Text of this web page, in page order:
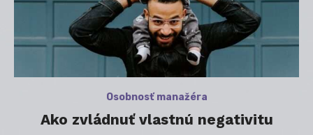
Osobnosť manažéra
Ako zvládnuť vlastnú negativitu